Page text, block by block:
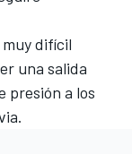
muy difícil
una salida
presión a los